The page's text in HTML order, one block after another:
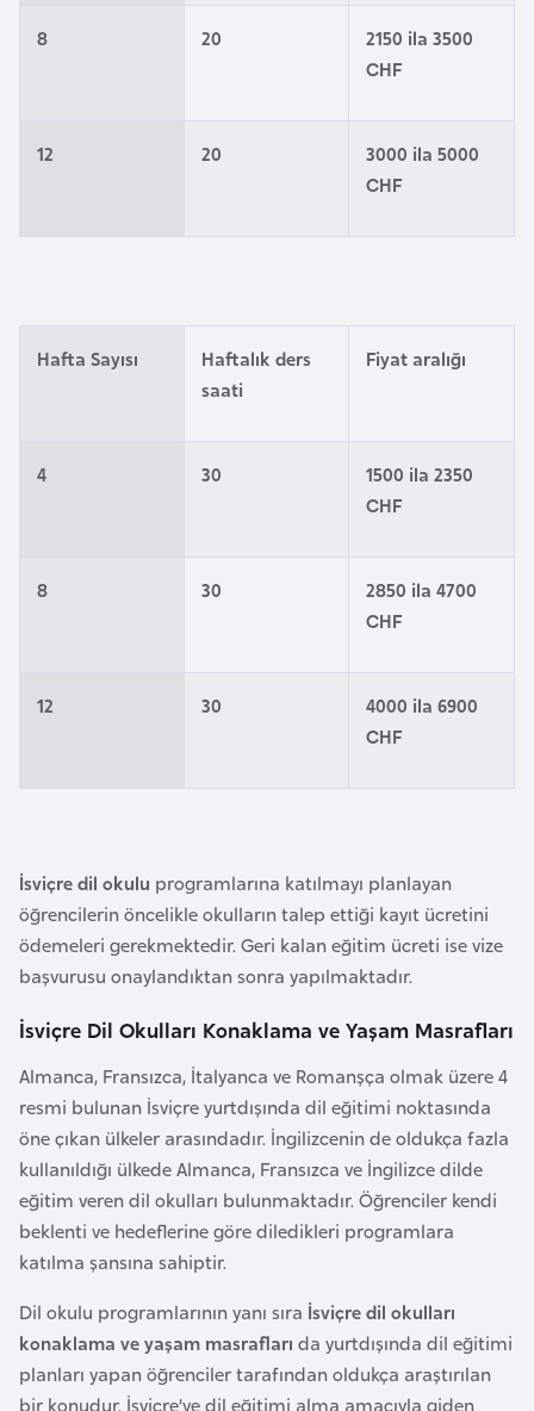
8 20
2150 ila 3500
CHF
12 20
3000 ila 5000
CHF
Hafta Sayısı
Haftalık ders
saati
Fiyat aralığı
4 30
1500 ila 2350
CHF
8 30
2850 ila 4700
CHF
12 30
4000 ila 6900
CHF
İsviçre dil okulu programlarına katılmayı planlayan
öğrencilerin öncelikle okulların talep ettiği kayıt ücretini
ödemeleri gerekmektedir. Geri kalan eğitim ücreti ise vize
başvurusu onaylandıktan sonra yapılmaktadır.
İsviçre Dil Okulları Konaklama ve Yaşam Masrafları
Almanca, Fransızca, İtalyanca ve Romanşça olmak üzere 4
resmi bulunan İsviçre yurtdışında dil eğitimi noktasında
öne çıkan ülkeler arasındadır. İngilizcenin de oldukça fazla
kullanıldığı ülkede Almanca, Fransızca ve İngilizce dilde
eğitim veren dil okulları bulunmaktadır. Öğrenciler kendi
beklenti ve hedeflerine göre diledikleri programlara
katılma şansına sahiptir.
Dil okulu programlarının yanı sıra İsviçre dil okulları
konaklama ve yaşam masrafları da yurtdışında dil eğitimi
planları yapan öğrenciler tarafından oldukça araştırılan
bir konudur. İsviçre’ye dil eğitimi alma amacıyla giden
t
y
E
o
l
ş
a
h
i
l
F
i
n
l
a
n
d
y
a